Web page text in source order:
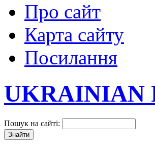
Про сайт
Карта сайту
Посилання
UKRAINIAN
Пошук на сайті: